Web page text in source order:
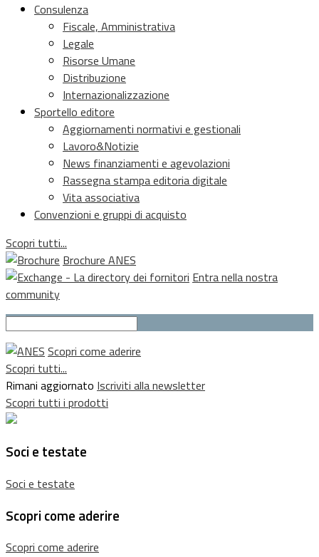
Consulenza
Fiscale, Amministrativa
Legale
Risorse Umane
Distribuzione
Internazionalizzazione
Sportello editore
Aggiornamenti normativi e gestionali
Lavoro&Notizie
News finanziamenti e agevolazioni
Rassegna stampa editoria digitale
Vita associativa
Convenzioni e gruppi di acquisto
Scopri tutti...
Brochure ANES
Entra nella nostra
community
Scopri come aderire
Scopri tutti...
Rimani aggiornato Iscriviti alla newsletter
Scopri tutti i prodotti
Soci e testate
Soci e testate
Scopri come aderire
Scopri come aderire